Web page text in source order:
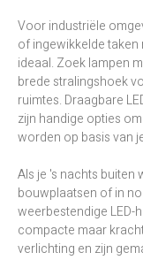
Voor industriële
of ingewikkelde taken
ideaal. Zoek lampen
brede stralingshoek
ruimtes. Draagbare
zijn handige opties
worden op basis van
Als je 's nachts
bouwplaatsen of in
weerbestendige LED-
compacte maar
verlichting en zijn